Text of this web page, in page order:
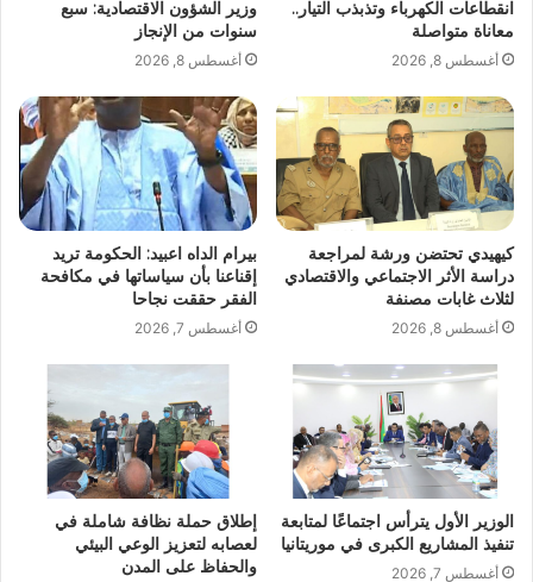
انقطاعات الكهرباء وتذبذب التيار..
معاناة متواصلة
أغسطس 8, 2026
وزير الشؤون الاقتصادية: سبع
سنوات من الإنجاز
أغسطس 8, 2026
كيهيدي تحتضن ورشة لمراجعة
دراسة الأثر الاجتماعي والاقتصادي
لثلاث غابات مصنفة
أغسطس 8, 2026
بيرام الداه اعبيد: الحكومة تريد
إقناعنا بأن سياساتها في مكافحة
الفقر حققت نجاحا
أغسطس 7, 2026
الوزير الأول يترأس اجتماعًا لمتابعة
تنفيذ المشاريع الكبرى في موريتانيا
أغسطس 7, 2026
إطلاق حملة نظافة شاملة في
لعصابه لتعزيز الوعي البيئي
والحفاظ على المدن